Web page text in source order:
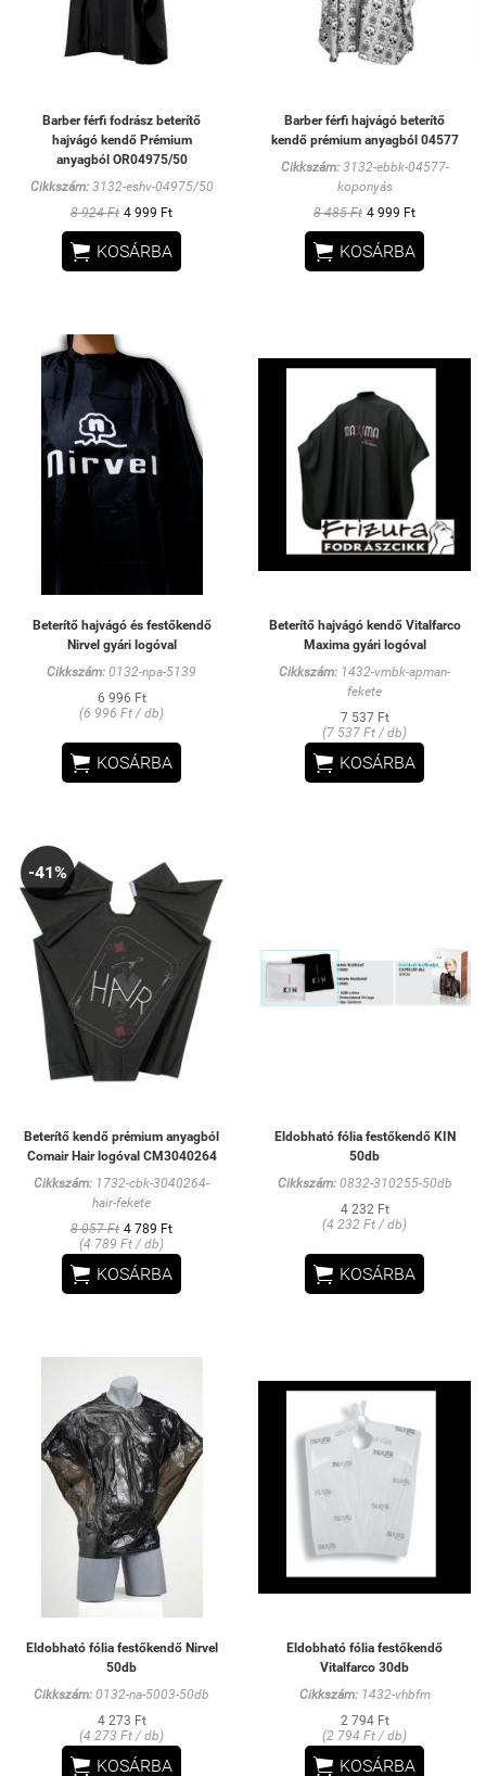
Barber férfi fodrász beterítő
hajvágó kendő Prémium
anyagból OR04975/50
Cikkszám:3132-eshv-04975/50
8 924 Ft 4 999 Ft
 KOSÁRBA
Barber férfi hajvágó beterítő
kendő prémium anyagból 04577
Cikkszám:3132-ebbk-04577-
koponyás
8 485 Ft 4 999 Ft
 KOSÁRBA
Beterítő hajvágó és festőkendő
Nirvel gyári logóval
Cikkszám: 0132-npa-5139
6 996 Ft
(6 996 Ft / db)
 KOSÁRBA
Beterítő hajvágó kendő Vitalfarco
Maxima gyári logóval
Cikkszám: 1432-vmbk-apman-
fekete
7 537 Ft
(7 537 Ft / db)
 KOSÁRBA
-41%
Beterítő kendő prémium anyagból
Comair Hair logóval CM3040264
Cikkszám: 1732-cbk-3040264-
hair-fekete
8 057 Ft 4 789 Ft
(4 789 Ft / db)
 KOSÁRBA
Eldobható fólia festőkendő KIN
50db
Cikkszám:0832-310255-50db
4 232 Ft
(4 232 Ft / db)
 KOSÁRBA
Eldobható fólia festőkendő Nirvel
50db
Cikkszám: 0132-na-5003-50db
4 273 Ft
(4 273 Ft / db)
 KOSÁRBA
Eldobható fólia festőkendő
Vitalfarco 30db
Cikkszám:1432-vhbfm
2 794 Ft
(2 794 Ft / db)
 KOSÁRBA